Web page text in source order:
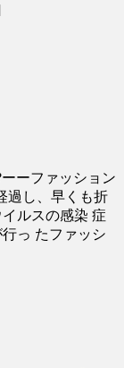
ーファッション
過し、早くも折
ルスの感染 症
っ たファッシ